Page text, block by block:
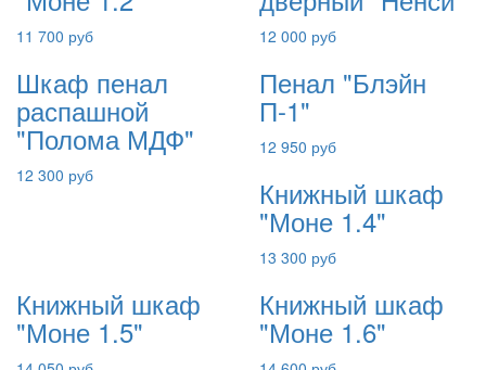
11 700 руб 12 000 руб
Шкаф пенал
распашной
"Полома МДФ"
12 300 руб
Пенал "Блэйн
П-1"
12 950 руб
Книжный шкаф
"Моне 1.4"
13 300 руб
Книжный шкаф
"Моне 1.5"
Книжный шкаф
"Моне 1.6"